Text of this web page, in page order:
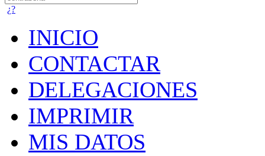
¿?
INICIO
CONTACTAR
DELEGACIONES
IMPRIMIR
MIS DATOS